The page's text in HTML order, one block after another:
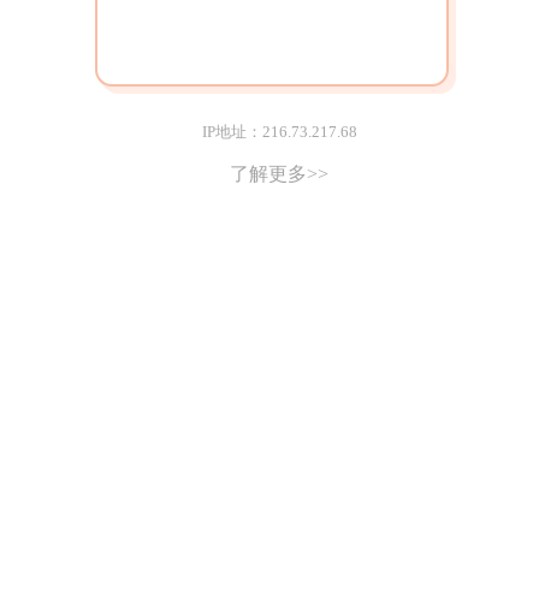
IP地址：216.73.217.68
了解更多>>